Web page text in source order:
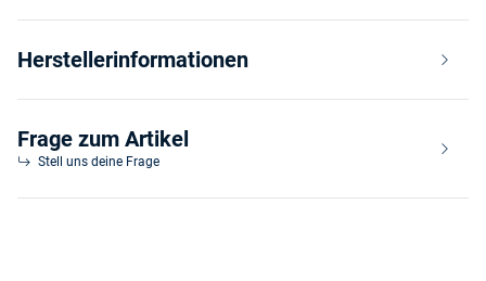
Herstellerinformationen
Frage zum Artikel
Stell uns deine Frage